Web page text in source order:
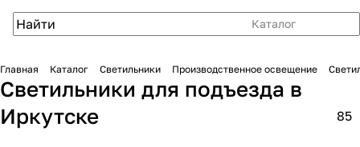
Каталог
Главная Каталог Светильники Производственное освещение
Светильники для подъезда в
Иркутске
85